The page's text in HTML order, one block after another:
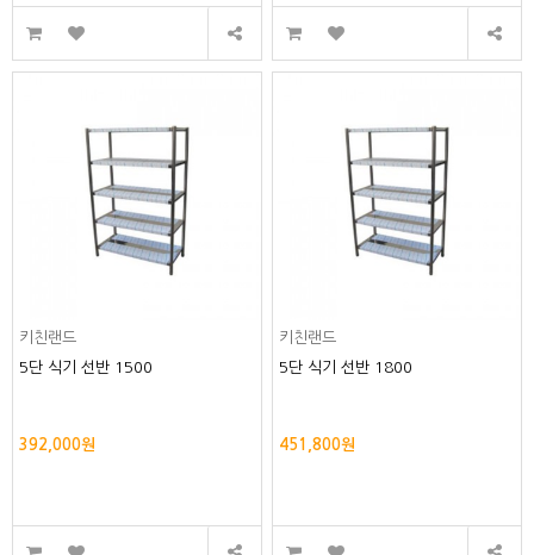
키친랜드
5단 식기 선반 1500
392,000원
키친랜드
5단 식기 선반 1800
451,800원